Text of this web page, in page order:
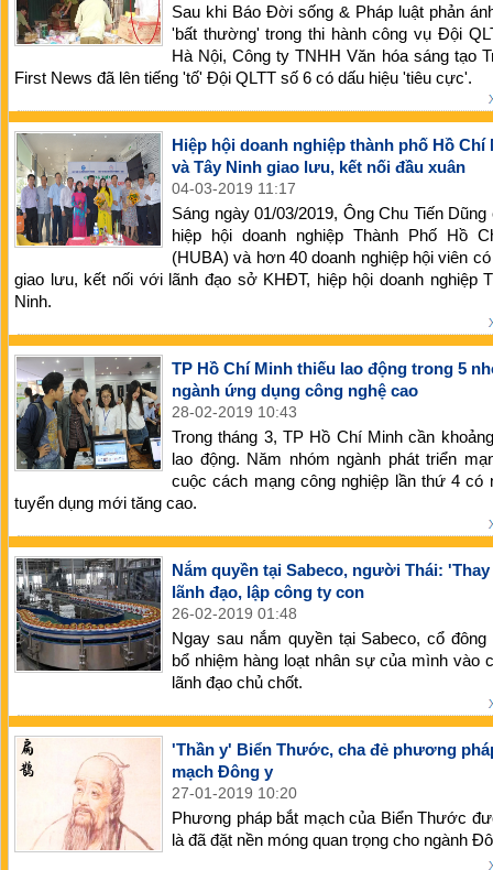
Sau khi Báo Đời sống & Pháp luật phản
'bất thường' trong thi hành công vụ Đội
Hà Nội, Công ty TNHH Văn hóa sáng tạo
First News đã lên tiếng 'tố' Đội QLTT số 6 có dấu hiệu 'tiêu cực'.
Hiệp hội doanh nghiệp thành phố Hồ Chí
và Tây Ninh giao lưu, kết nối đầu xuân
04-03-2019 11:17
Sáng ngày 01/03/2019, Ông Chu Tiến Dũng
hiệp hội doanh nghiệp Thành Phố Hồ
(HUBA) và hơn 40 doanh nghiệp hội viên
giao lưu, kết nối với lãnh đạo sở KHĐT, hiệp hội doanh nghiệp
Ninh.
TP Hồ Chí Minh thiếu lao động trong 5
ngành ứng dụng công nghệ cao
28-02-2019 10:43
Trong tháng 3, TP Hồ Chí Minh cần
lao động. Năm nhóm ngành phát triển
cuộc cách mạng công nghiệp lần thứ 4 có
tuyển dụng mới tăng cao.
Nắm quyền tại Sabeco, người Thái:
lãnh đạo, lập công ty con
26-02-2019 01:48
Ngay sau nắm quyền tại Sabeco, cổ đông
bổ nhiệm hàng loạt nhân sự của mình vào
lãnh đạo chủ chốt.
'Thần y' Biển Thước, cha đẻ phương
mạch Đông y
27-01-2019 10:20
Phương pháp bắt mạch của Biển Thước
là đã đặt nền móng quan trọng cho ngành